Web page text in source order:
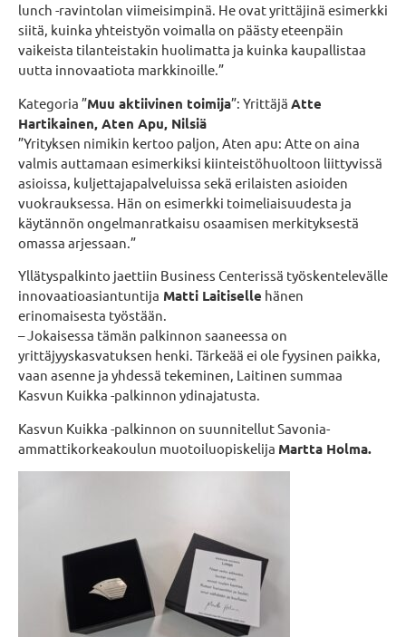
lunch -ravintolan viimeisimpinä. He ovat yrittäjinä esimerkki
siitä, kuinka yhteistyön voimalla on päästy eteenpäin
vaikeista tilanteistakin huolimatta ja kuinka kaupallistaa
uutta innovaatiota markkinoille.”
Kategoria ”Muu aktiivinen toimija”: Yrittäjä Atte
Hartikainen, Aten Apu, Nilsiä
”Yrityksen nimikin kertoo paljon, Aten apu: Atte on aina
valmis auttamaan esimerkiksi kiinteistöhuoltoon liittyvissä
asioissa, kuljettajapalveluissa sekä erilaisten asioiden
vuokrauksessa. Hän on esimerkki toimeliaisuudesta ja
käytännön ongelmanratkaisu osaamisen merkityksestä
omassa arjessaan.”
Yllätyspalkinto jaettiin Business Centerissä työskentelevälle
innovaatioasiantuntija Matti Laitiselle hänen
erinomaisesta työstään.
– Jokaisessa tämän palkinnon saaneessa on
yrittäjyyskasvatuksen henki. Tärkeää ei ole fyysinen paikka,
vaan asenne ja yhdessä tekeminen, Laitinen summaa
Kasvun Kuikka -palkinnon ydinajatusta.
Kasvun Kuikka -palkinnon on suunnitellut Savonia-
ammattikorkeakoulun muotoiluopiskelija Martta Holma.